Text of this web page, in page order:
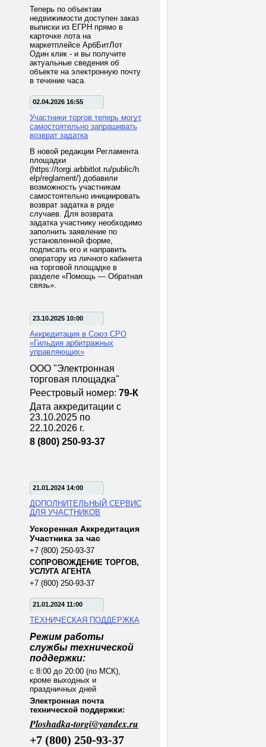
Теперь по объектам
недвижимости доступен заказ
выписки из ЕГРН прямо в
карточке лота на
маркетплейсе АрбБитЛот
Один клик - и вы получите
актуальные сведения об
объекте на электронную почту
в течение часа.
02.04.2026 16:55
Участники торгов теперь могут
самостоятельно запрашивать
возврат задатка
В новой редакции Регламента
площадки
(https://torgi.arbbitlot.ru/public/h
elp/reglament/) добавили
возможность участникам
самостоятельно инициировать
возврат задатка в ряде
случаев. Для возврата
задатка участнику необходимо
заполнить заявление по
установленной форме,
подписать его и направить
оператору из личного кабинета
на торговой площадке в
разделе «Помощь — Обратная
связь».
23.10.2025 10:00
Аккредитация в Союз СРО
«Гильдия арбитражных
управляющих»
ООО "Электронная
торговая площадка"
Реестровый номер: 79-К
Дата аккредитации с
23.10.2025 по
22.10.2026 г.
8 (800) 250-93-37
21.01.2024 14:00
ДОПОЛНИТЕЛЬНЫЙ СЕРВИС
ДЛЯ УЧАСТНИКОВ
Ускоренная Аккредитация
Участника за час
+7 (800) 250-93-37
СОПРОВОЖДЕНИЕ ТОРГОВ,
УСЛУГА АГЕНТА
+7 (800) 250-93-37
21.01.2024 11:00
ТЕХНИЧЕСКАЯ ПОДДЕРЖКА
Режим работы
службы технической
поддержки:
с 8:00 до 20:00 (по МСК),
кроме выходных и
праздничных дней
Электронная почта
технической поддержки:
Ploshadka-torgi@yandex.ru
+7 (800) 250-93-37